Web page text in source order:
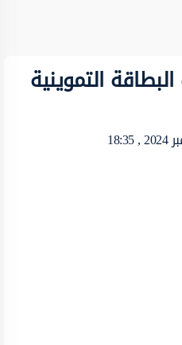
التموينية